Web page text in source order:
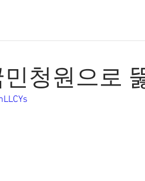
청원으로